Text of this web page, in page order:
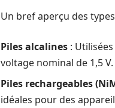
Un bref aperçu des
Piles alcalines :
voltage nominal de 1,5 V.
Piles rechargeables
idéales pour des